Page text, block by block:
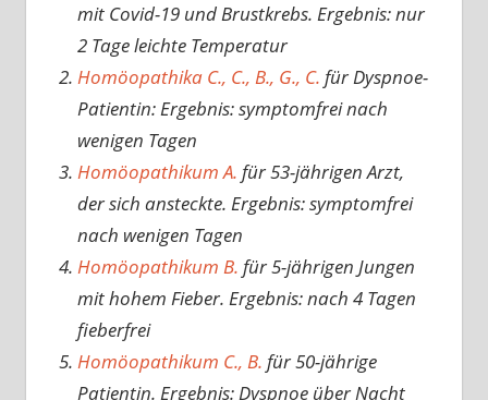
mit Covid-19 und Brustkrebs. Ergebnis: nur
2 Tage leichte Temperatur
Homöopathika C., C., B., G., C. für Dyspnoe-
Patientin: Ergebnis: symptomfrei nach
wenigen Tagen
Homöopathikum A. für 53-jährigen Arzt,
der sich ansteckte. Ergebnis: symptomfrei
nach wenigen Tagen
Homöopathikum B. für 5-jährigen Jungen
mit hohem Fieber. Ergebnis: nach 4 Tagen
fieberfrei
Homöopathikum C., B. für 50-jährige
Patientin. Ergebnis: Dyspnoe über Nacht